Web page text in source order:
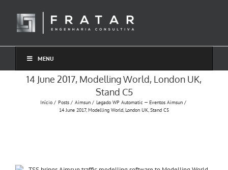
conteúdo
MENU
14 June 2017, Modelling World, London UK,
Stand C5
Início Posts Aimsun
Legado WP Automatic — Eventos Aimsun
14 June 2017, Modelling World, London UK, Stand C5